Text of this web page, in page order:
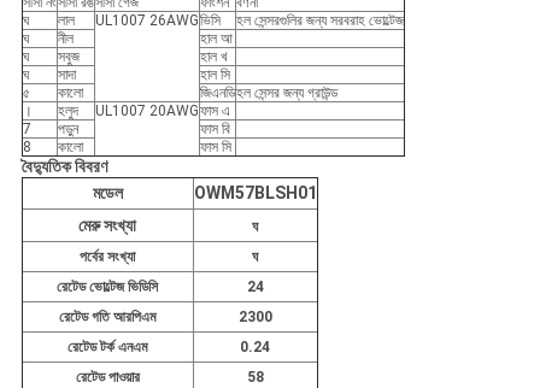
ঘ
লাল UL1007 26AWGভিসি
হল সেন্সরগুলির জন্য সরবরাহ ভোল্টেজ
ঘ
নীল
হাল আ
ঘ
সবুজ
হাল খ
ঘ
সাদা
হাল সি
৫
কালো জিএনডিহল সেন্সর জন্য গ্রাউন্ড
।
হলুদ UL1007 20AWGফাস এ
7
পড়ুন
ফাস বি
8
কালো ফাস সি
বৈদ্যুতিক বিবরণ
মডেল
OWM57BLSH01
মেরু সংখ্যা
ঘ
পর্বের সংখ্যা
ঘ
রেটেড ভোল্টেজ ভিডিসি
24
রেটেড গতি আরপিএম
2300
রেটেড টর্ক এনএম
0.24
রেটেড পাওয়ার
58